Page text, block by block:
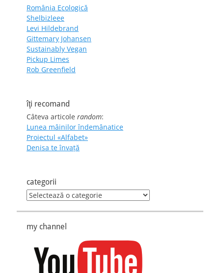
România Ecologică
Shelbizleee
Levi Hildebrand
Gittemary Johansen
Sustainably Vegan
Pickup Limes
Rob Greenfield
îţi recomand
Câteva articole random:
Lunea mâinilor îndemânatice
Proiectul «Alfabet»
Denisa te învaţă
categorii
categorii
my channel